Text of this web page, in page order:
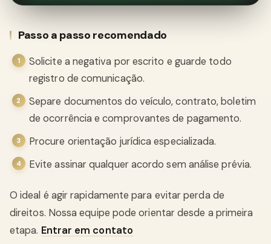
Passo a passo recomendado
Solicite a negativa por escrito e guarde todo
registro de comunicação.
Separe documentos do veículo, contrato, boletim
de ocorrência e comprovantes de pagamento.
Procure orientação jurídica especializada.
Evite assinar qualquer acordo sem análise prévia.
O ideal é agir rapidamente para evitar perda de
direitos. Nossa equipe pode orientar desde a primeira
etapa. Entrar em contato